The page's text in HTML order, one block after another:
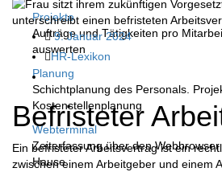
Projekte
Aufträge und Tätigkeiten pro
auswerten
Planung
Schichtplanung des Personals.
Kostenstellenplanung
Webterminal
Zeiterfassung über den
Hause
9. Januar 2024
HR-Lexikon
Befristeter
Ein befristeter Arbeitsvertrag ist ein
zwischen einem Arbeitgeber und einem